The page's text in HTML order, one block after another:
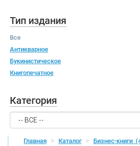
Тип издания
Все
Антикварное
Букинистическое
Книгопечатное
Категория
Главная Каталог Бизнес-книги